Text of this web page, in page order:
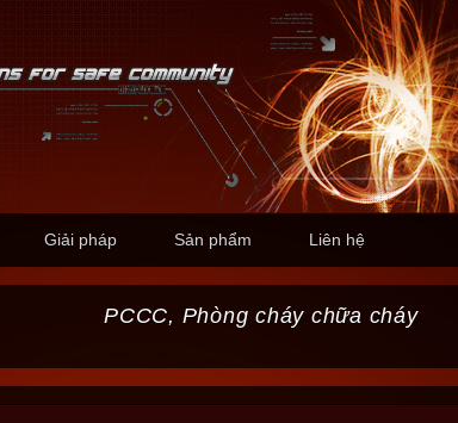
Giải pháp Sản phẩm Liên hệ
PCCC, Phòng cháy chữa cháy